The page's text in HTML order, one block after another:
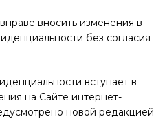
вносить изменения в
без согласия
вступает в
на Сайте интернет-
новой редакцией